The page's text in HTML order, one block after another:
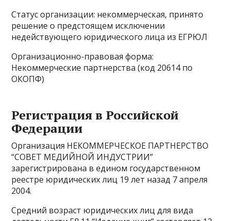
Статус организации: некоммерческая, принято
решение о предстоящем исключении
недействующего юридического лица из ЕГРЮЛ
Организационно-правовая форма:
Некоммерческие партнерства (код 20614 по
ОКОПФ)
Регистрация в Российской
Федерации
Организация НЕКОММЕРЧЕСКОЕ ПАРТНЕРСТВО
“СОВЕТ МЕДИЙНОЙ ИНДУСТРИИ”
зарегистрирована в едином государственном
реестре юридических лиц 19 лет назад 7 апреля
2004.
Средний возраст юридических лиц для вида